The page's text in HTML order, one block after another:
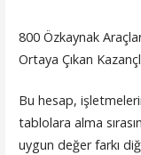
800 Özkaynak
Ortaya Çıkan
Bu hesap,
tablolara alma
uygun değer farkı